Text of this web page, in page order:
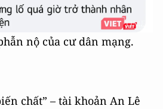
nộ của cư dân mạng.
chất” – tài khoản An Lê